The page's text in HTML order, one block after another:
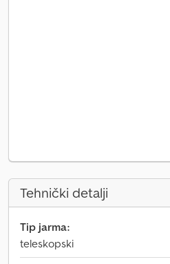
Tehnički detalji
Tip jarma:
teleskopski